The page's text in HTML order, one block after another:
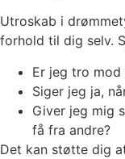
Utroskab i
forhold til dig selv.
Er jeg tro mod
Siger jeg ja,
Giver jeg mig
få fra andre?
Det kan støtte dig